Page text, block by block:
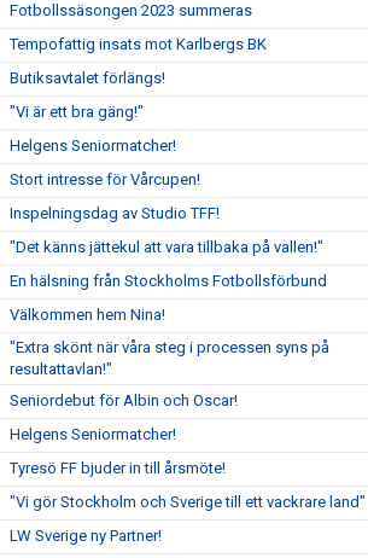
Fotbollssäsongen 2023 summeras
Tempofattig insats mot Karlbergs BK
Butiksavtalet förlängs!
"Vi är ett bra gäng!"
Helgens Seniormatcher!
Stort intresse för Vårcupen!
Inspelningsdag av Studio TFF!
"Det känns jättekul att vara tillbaka på vallen!"
En hälsning från Stockholms Fotbollsförbund
Välkommen hem Nina!
"Extra skönt när våra steg i processen syns på
resultattavlan!"
Seniordebut för Albin och Oscar!
Helgens Seniormatcher!
Tyresö FF bjuder in till årsmöte!
"Vi gör Stockholm och Sverige till ett vackrare land"
LW Sverige ny Partner!